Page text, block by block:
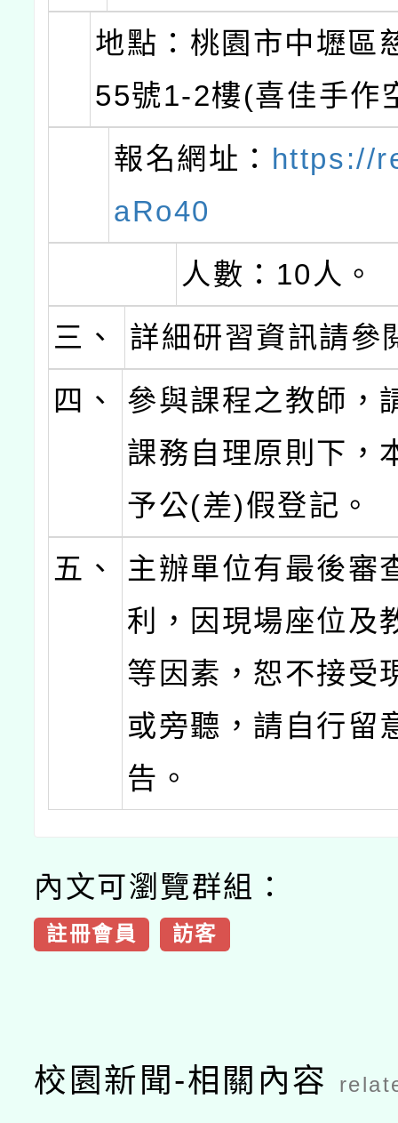
地點：桃園市中壢區
55號1-2樓(喜佳手作
報名網址： https://
aRo40
人數：10人。
三、
詳細研習資訊請參
四、
參與課程之教師，
課務自理原則下，
予公(差)假登記。
五、
主辦單位有最後審
利，因現場座位及
等因素，恕不接受
或旁聽，請自行留
告。
內文可瀏覽群組：
註冊會員 訪客
校園新聞-相關內容